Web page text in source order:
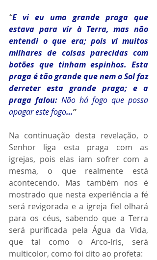
“E vi eu uma grande praga que
estava para vir à Terra, mas não
entendi o que era; pois vi muitos
milhares de coisas parecidas com
botões que tinham espinhos. Esta
praga é tão grande que nem o Sol faz
derreter esta grande praga; e a
praga falou: Não há fogo que possa
apagar este fogo…”
Na continuação desta revelação, o
Senhor liga esta praga com as
igrejas, pois elas iam sofrer com a
mesma, o que realmente está
acontecendo. Mas também nos é
mostrado que nesta experiência a fé
será revigorada e a igreja fiel olhará
para os céus, sabendo que a Terra
será purificada pela Água da Vida,
que tal como o Arco-íris, será
multicolor, como foi dito ao profeta: